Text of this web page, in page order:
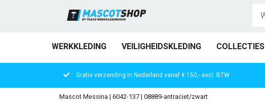
WERKKLEDING VEILIGHEIDSKLEDING COLLECTIES
Gratis verzending in Nederland vanaf € 150,- excl. BTW
Mascot Messina | 6042-137 | 08889-antraciet/zwart